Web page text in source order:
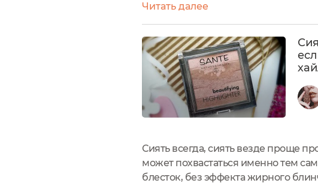
Читать далее
Сиять всегда, сиять везде проще
может похвастаться именно тем
блесток, без эффекта жирного